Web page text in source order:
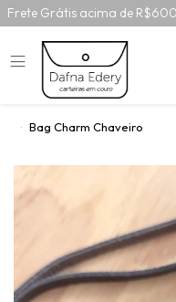
Frete Grátis acima de
Bag Charm Chaveiro